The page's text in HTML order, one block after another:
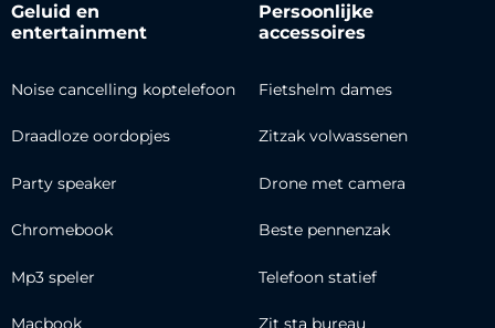
Geluid en
entertainment
Noise cancelling koptelefoon
Draadloze oordopjes
Party speaker
Chromebook
Mp3 speler
Macbook
Persoonlijke
accessoires
Fietshelm dames
Zitzak volwassenen
Drone met camera
Beste pennenzak
Telefoon statief
Zit sta bureau